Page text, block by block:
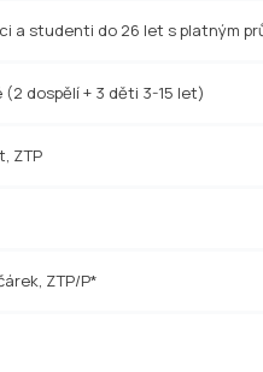
a studenti do 26 let s platným
dospělí + 3 děti 3-15 let)
ZTP
ZTP/P*